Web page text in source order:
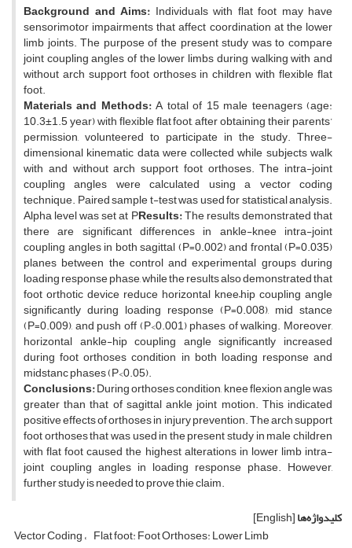
Background and Aims: Individuals with flat foot may have
sensorimotor impairments that affect coordination at the lower
limb joints. The purpose of the present study was to compare
joint coupling angles of the lower limbs during walking with and
without arch support foot orthoses in children with flexible flat
foot.
Materials and Methods:A total of 15 male teenagers (age:
10.3±1.5 year) with flexible flat foot, after obtaining their parents’
permission, volunteered to participate in the study. Three-
dimensional kinematic data were collected while subjects walk
with and without arch support foot orthoses. The intra-joint
coupling angles were calculated using a vector coding
technique. Paired sample t-test was used for statistical analysis.
Alpha level was set at PResults:The results demonstrated that
there are significant differences in ankle-knee intra-joint
coupling angles in both sagittal (P=0.002) and frontal (P=0.035)
planes between the control and experimental groups during
loading response phase, while the results also demonstrated that
foot orthotic device reduce horizontal knee–hip coupling angle
significantly during loading response (P=0.008), mid stance
(P=0.009), and push off (P<0.001) phases of walking. Moreover,
horizontal ankle-hip coupling angle significantly increased
during foot orthoses condition in both loading response and
midstanc phases (P<0.05).
Conclusions:During orthoses condition, knee flexion angle was
greater than that of sagittal ankle joint motion. This indicated
positive effects of orthoses in injury prevention. The arch support
foot orthoses that was used in the present study in male children
with flat foot caused the highest alterations in lower limb intra-
joint coupling angles in loading response phase. However,
further study is needed to prove thie claim.
کلیدواژه‌ها[English]
Vector Coding Flat foot: Foot Orthoses: Lower Limb